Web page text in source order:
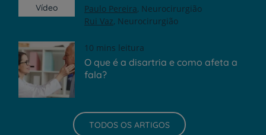
Vídeo Paulo Pereira Neurocirurgião
Rui Vaz Neurocirurgião
10 mins leitura
O que é a disartria e como afeta a
fala?
TODOS OS ARTIGOS